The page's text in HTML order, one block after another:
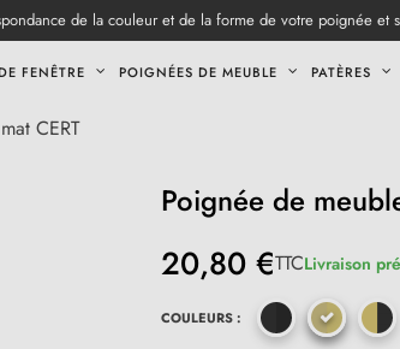
de la couleur et de la forme de votre poignée et
FENÊTRE POIGNÉES DE MEUBLE PATÈRES
CERT
Poignée de
20,80 €TTCLivraison
COULEURS :